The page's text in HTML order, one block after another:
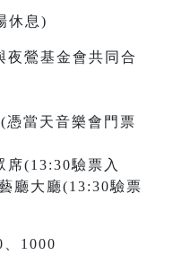
休息)
夜鶯基金會共同合
憑當天音樂會門票
席(13:30驗票入
廳大廳(13:30驗票
、1000